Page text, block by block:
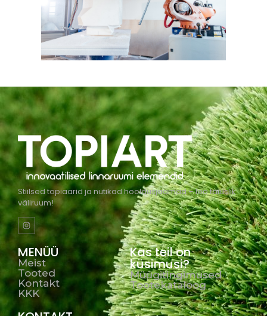
Stiilsed topiaarid ja nutikad hooldusjaamad – loo täiuslik
väliruum!
MENÜÜ
Meist
Tooted
Kontakt
KKK
Kas teil on
küsimusi?
Müügitingimused
Tootekataloog